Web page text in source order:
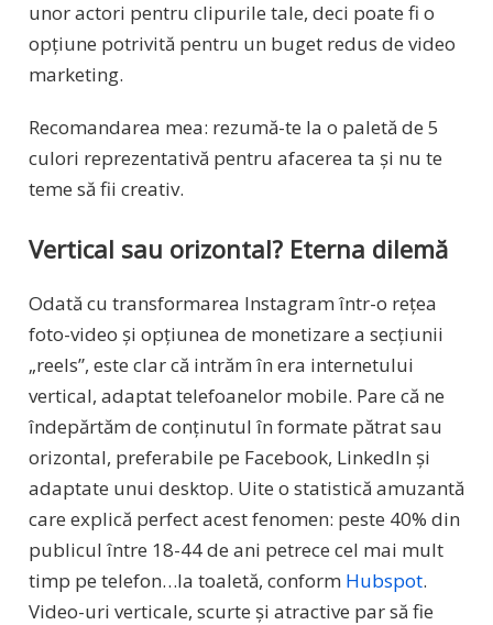
unor actori pentru clipurile tale, deci poate fi o
opțiune potrivită pentru un buget redus de video
marketing.
Recomandarea mea: rezumă-te la o paletă de 5
culori reprezentativă pentru afacerea ta și nu te
teme să fii creativ.
Vertical sau orizontal? Eterna dilemă
Odată cu transformarea Instagram într-o rețea
foto-video și opțiunea de monetizare a secțiunii
„reels”, este clar că intrăm în era internetului
vertical, adaptat telefoanelor mobile. Pare că ne
îndepărtăm de conținutul în formate pătrat sau
orizontal, preferabile pe Facebook, LinkedIn și
adaptate unui desktop. Uite o statistică amuzantă
care explică perfect acest fenomen: peste 40% din
publicul între 18-44 de ani petrece cel mai mult
timp pe telefon…la toaletă, conform Hubspot.
Video-uri verticale, scurte și atractive par să fie